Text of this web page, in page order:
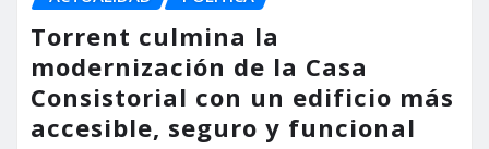
Torrent culmina la
modernización de la Casa
Consistorial con un edificio más
accesible, seguro y funcional